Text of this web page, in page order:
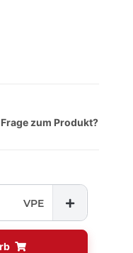
Frage zum Produkt?
VPE